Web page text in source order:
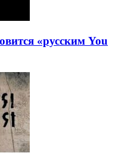
«русским You